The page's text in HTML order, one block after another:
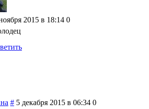
2015 в 18:14 0
# 5 декабря 2015 в 06:34 0